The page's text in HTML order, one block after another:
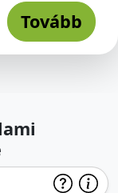
Tovább